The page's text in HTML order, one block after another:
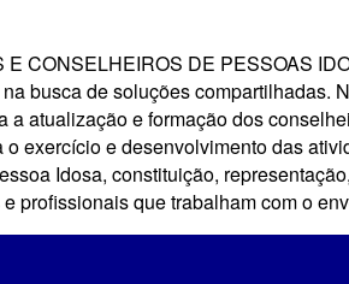
CONSELHEIROS DE PESSOAS
busca de soluções compartilhadas.
a atualização e formação dos
exercício e desenvolvimento das
Idosa, constituição,
profissionais que trabalham com o